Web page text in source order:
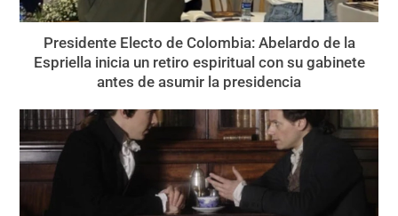
Presidente Electo de Colombia: Abelardo de la
Espriella inicia un retiro espiritual con su gabinete
antes de asumir la presidencia